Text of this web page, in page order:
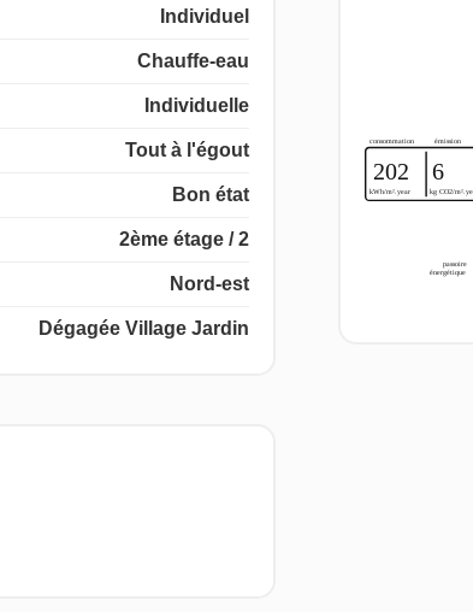
Individuel
Chauffe-eau
Individuelle
Tout à l'égout
Bon état
2ème étage / 2
Nord-est
Dégagée Village Jardin